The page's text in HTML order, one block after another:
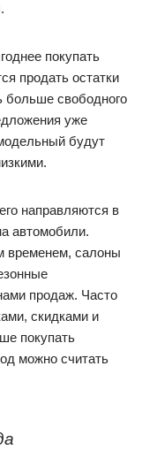
покупать
продать остатки
больше свободного
уже
будут
направляются в
автомобили.
временем, салоны
продаж. Часто
скидками и
покупать
можно считать